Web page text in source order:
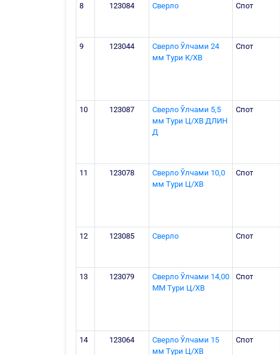
8 123084 Сверло Спот
9 123044
Сверло Ўлчами 24
мм Тури К/ХВ
Спот
10 123087
Сверло Ўлчами 5,5
мм Тури Ц/ХВ ДЛИН
Д
Спот
11 123078
Сверло Ўлчами 10,0
мм Тури Ц/ХВ
Спот
12 123085 Сверло Спот
13 123079
Сверло Ўлчами 14,00
ММ Тури Ц/ХВ
Спот
14 123064
Сверло Ўлчами 15
мм Тури Ц/ХВ
Спот